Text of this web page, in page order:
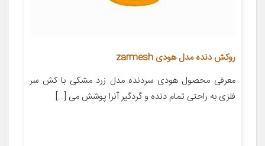
روکش دنده مدل هودی zarmesh
معرفی محصول هودی سردنده مدل زرد مشکی با کش سر
فلزی به راحتی تمام دنده و گردگیر آنرا پوشش می […]